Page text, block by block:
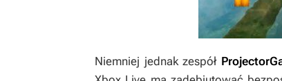
Niemniej jednak zespół